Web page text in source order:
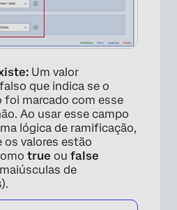
Um valor
que indica se o
foi marcado com esse
Ao usar esse campo
lógica de ramificação,
os valores estão
true ou false
de